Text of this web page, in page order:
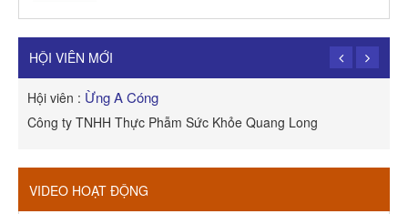
Công Ty TNHH Dịch vụ Cuộc Sống Hạnh Phúc
HỘI VIÊN MỚI
Hội viên : Ừng A Cóng
Công ty TNHH Thực Phẫm Sức Khỏe Quang Long
VIDEO HOẠT ĐỘNG